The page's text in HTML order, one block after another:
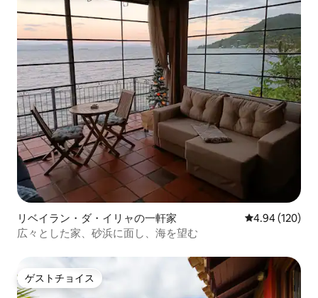
リベイラン・ダ・イリャの一軒家 レビュー120
4.94 (120)
広々とした家、砂浜に面し、海を望む
ゲストチョイス
ゲストチョイス